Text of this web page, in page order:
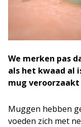
We merken pas
als het kwaad al
mug
Muggen hebben
voeden zich met